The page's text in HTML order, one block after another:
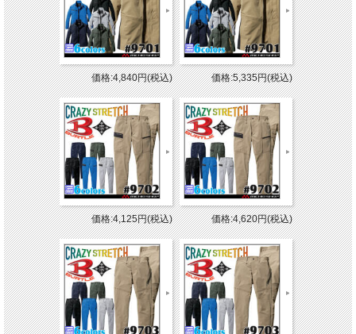
価格:4,840円(税込) 価格:5,335円(税込)
価格:4,125円(税込) 価格:4,620円(税込)